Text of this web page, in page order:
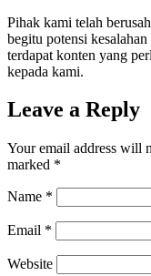
Pihak kami telah
begitu potensi
terdapat konten yang
kepada kami.
Leave a Reply
Your email address will
marked *
Name *
Email *
Website